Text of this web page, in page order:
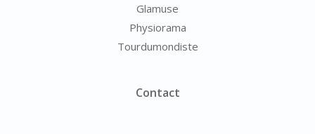
Glamuse
Physiorama
Tourdumondiste
Contact